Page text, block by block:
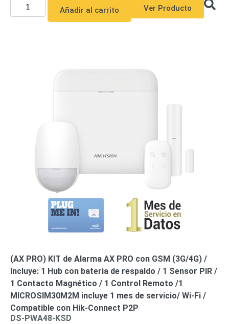
Añadir al carrito Ver Producto
(AX PRO) KIT de Alarma AX PRO con GSM (3G/4G) /
Incluye: 1 Hub con bateria de respaldo / 1 Sensor PIR /
1 Contacto Magnético / 1 Control Remoto /1
MICROSIM30M2M incluye 1 mes de servicio/ Wi-Fi /
Compatible con Hik-Connect P2P
DS-PWA48-KSD